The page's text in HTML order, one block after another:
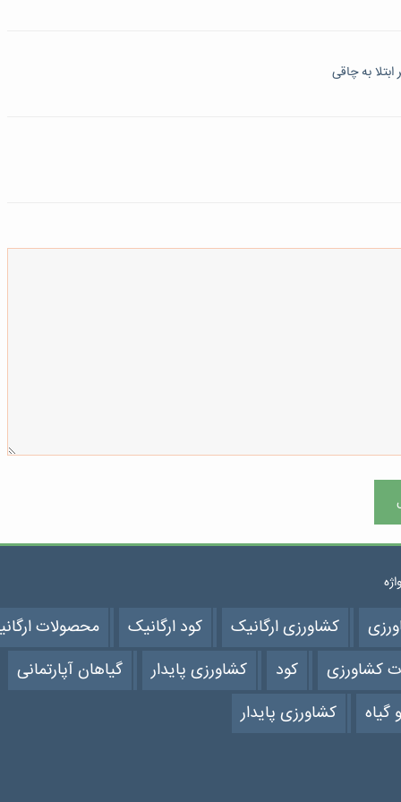
به چاقی
کشاورزی ارگانیک کود ارگانیک
محصولات
کشاورزی
کود کشاورزی پایدار
گیاهان آپارتمانی
گیاه
کشاورزی پایدار